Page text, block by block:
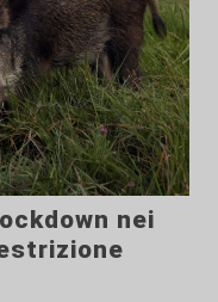
nei